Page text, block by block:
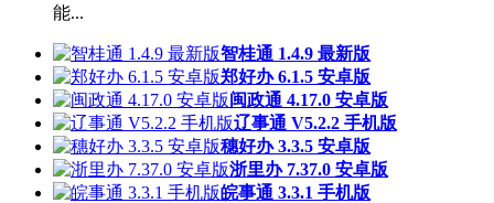
能...
智桂通 1.4.9 最新版
郑好办 6.1.5 安卓版
闽政通 4.17.0 安卓版
辽事通 V5.2.2 手机版
穗好办 3.3.5 安卓版
浙里办 7.37.0 安卓版
皖事通 3.3.1 手机版